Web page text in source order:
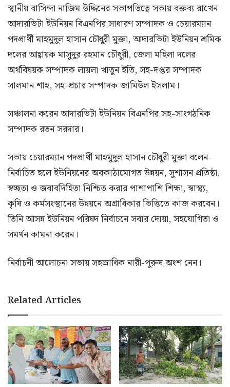
স্থানীয় বাসিন্দা নাজিম উদ্দিনের সভাপতিত্বে সভায় বক্তব্য রাখেন
আদারভিটা ইউনিয়ন বিএনপির সাধারণ সম্পাদক ও চেয়ারম্যান
পদপ্রার্থী মাহমুদুল হাসান চৌধুরী মুক্তা, আদারভিটা ইউনিয়ন শ্রমিক
দলের আহ্বায়ক মাসুদুর রহমান চৌধুরী, জেলা মহিলা দলের
অর্থবিষয়ক সম্পাদক লায়লা খাতুন ইতি, সহ-দপ্তর সম্পাদক
সালমান শাহ, সহ-প্রচার সম্পাদক জামিউল ইসলাম।
সঞ্চালনা করেন আদারভিটা ইউনিয়ন বিএনপির সহ-সাংগঠনিক
সম্পাদক রতন সরদার।
সভায় চেয়ারম্যান পদপ্রার্থী মাহমুদুল হাসান চৌধুরী মুক্তা বলেন-
নির্বাচিত হলে ইউনিয়নের অবকাঠামোগত উন্নয়ন, সুশাসন প্রতিষ্ঠা,
স্বচ্ছতা ও জবাবদিহিতা নিশ্চিত করার পাশাপাশি শিক্ষা, স্বাস্থ্য,
কৃষি ও কর্মসংস্থানের উন্নয়নে অগ্রাধিকার ভিত্তিতে কাজ করবেন।
তিনি আসন্ন ইউনিয়ন পরিষদ নির্বাচনে সবার দোয়া, সহযোগিতা ও
সমর্থন কামনা করেন।
নির্বাচনী আলোচনা সভায় সহস্রাধিক নারী-পুরুষ অংশ নেন।
Related Articles